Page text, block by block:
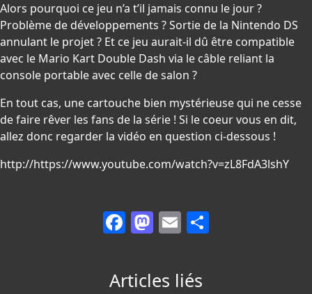
Alors pourquoi ce jeu n’a t’il jamais connu le jour ?
Problème de développements ? Sortie de la Nintendo DS
annulant le projet ? Et ce jeu aurait-il dû être compatible
avec le Mario Kart Double Dash via le câble reliant la
console portable avec celle de salon ?
En tout cas, une cartouche bien mystérieuse qui ne cesse
de faire rêver les fans de la série ! Si le coeur vous en dit,
allez donc regarder la vidéo en question ci-dessous !
http://https://www.youtube.com/watch?v=zL8FdA3lshY
Facebook
Mastodon
Email
Articles liés